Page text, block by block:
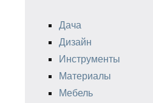
Дача
Дизайн
Инструменты
Материалы
Мебель